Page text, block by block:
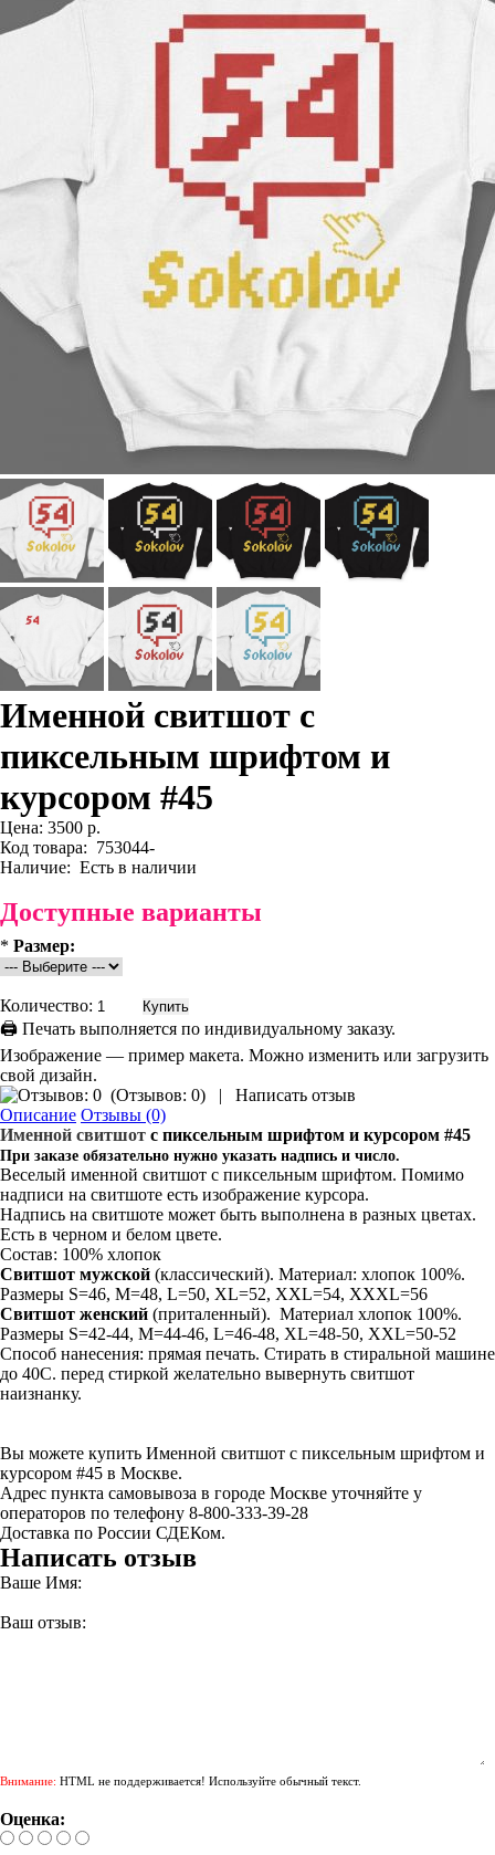
Именной свитшот с
пиксельным шрифтом и
курсором #45
Цена: 3500 р.
Код товара: 753044-
Наличие: Есть в наличии
Доступные варианты
* Размер:
Количество:
🖨 Печать выполняется по индивидуальному заказу.
Изображение — пример макета. Можно изменить или загрузить
свой дизайн.
(Отзывов: 0) |
Написать отзыв
Описание Отзывы (0)
Именной свитшот с пиксельным шрифтом и курсором #45
При заказе обязательно нужно указать надпись и число.
Веселый именной свитшот с пиксельным шрифтом. Помимо
надписи на свитшоте есть изображение курсора.
Надпись на свитшоте может быть выполнена в разных цветах.
Есть в черном и белом цвете.
Состав: 100% хлопок
Свитшот мужской (классический). Материал: хлопок 100%.
Размеры S=46, M=48, L=50, XL=52, XXL=54, XXXL=56
Свитшот женский (приталенный). Материал хлопок 100%.
Размеры S=42-44, M=44-46, L=46-48, XL=48-50, XXL=50-52
Способ нанесения: прямая печать. Стирать в стиральной машине
до 40С. перед стиркой желательно вывернуть свитшот
наизнанку.
Вы можете купить Именной свитшот с пиксельным шрифтом и
курсором #45 в Москве.
Адрес пункта самовывоза в городе Москве уточняйте у
операторов по телефону 8-800-333-39-28
Доставка по России СДЕКом.
Написать отзыв
Ваше Имя:
Ваш отзыв:
Внимание: HTML не поддерживается! Используйте обычный текст.
Оценка: